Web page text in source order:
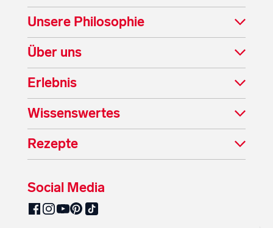
Unsere Philosophie
Über uns
Erlebnis
Wissenswertes
Rezepte
Social Media
SalzburgMilch auf Facebook
SalzburgMilch auf Instagram
SalzburgMilch auf YouTube
SalzburgMilch auf Pinterest
SalzburgMilch auf TikTok